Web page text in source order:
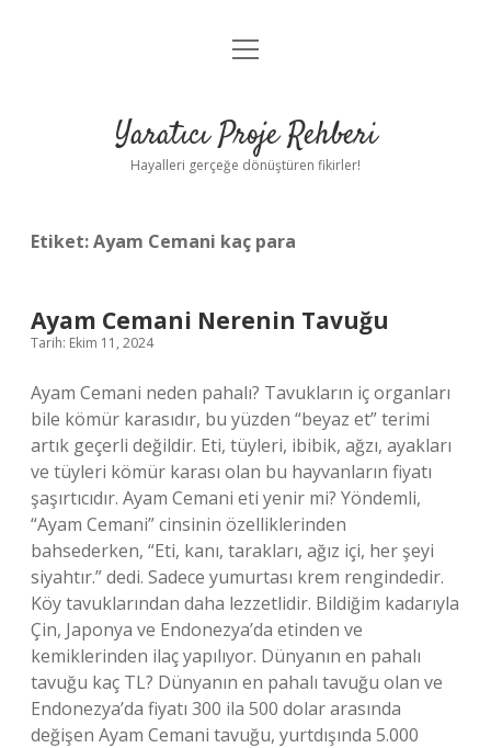
Anasayfa
Yasal Uyarı
menüyü
Yaratıcı Proje Rehberi
Hayalleri gerçeğe dönüştüren fikirler!
Etiket:Ayam Cemani kaç para
Ayam Cemani Nerenin Tavuğu
Tarih: Ekim 11, 2024
Ayam Cemani neden pahalı? Tavukların iç organları
bile kömür karasıdır, bu yüzden “beyaz et” terimi
artık geçerli değildir. Eti, tüyleri, ibibik, ağzı, ayakları
ve tüyleri kömür karası olan bu hayvanların fiyatı
şaşırtıcıdır. Ayam Cemani eti yenir mi? Yöndemli,
“Ayam Cemani” cinsinin özelliklerinden
bahsederken, “Eti, kanı, tarakları, ağız içi, her şeyi
siyahtır.” dedi. Sadece yumurtası krem ​​rengindedir.
Köy tavuklarından daha lezzetlidir. Bildiğim kadarıyla
Çin, Japonya ve Endonezya’da etinden ve
kemiklerinden ilaç yapılıyor. Dünyanın en pahalı
tavuğu kaç TL? Dünyanın en pahalı tavuğu olan ve
Endonezya’da fiyatı 300 ila 500 dolar arasında
değişen Ayam Cemani tavuğu, yurtdışında 5.000